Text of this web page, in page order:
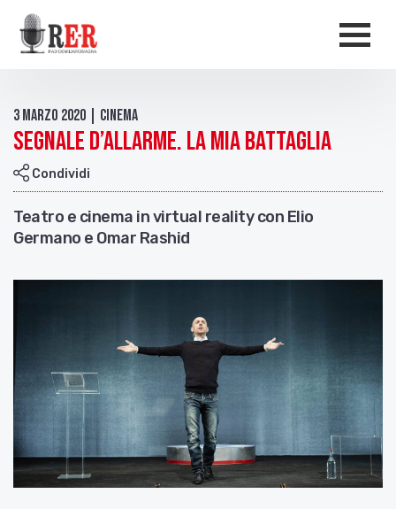
Salta al contenuto principale
3 Marzo 2020 | Cinema
Segnale d’allarme. La mia battaglia
Condividi
Teatro e cinema in virtual reality con Elio
Germano e Omar Rashid